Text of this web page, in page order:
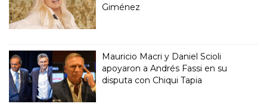
Giménez
Mauricio Macri y Daniel Scioli
apoyaron a Andrés Fassi en su
disputa con Chiqui Tapia